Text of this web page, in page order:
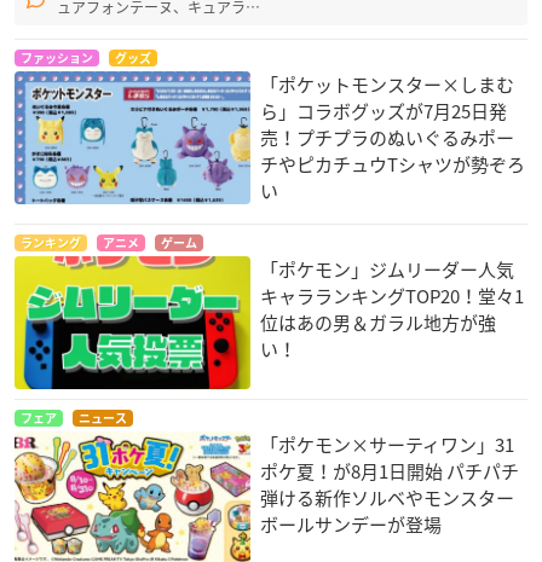
ュアフォンテーヌ、キュアラ…
ファッション グッズ
「ポケットモンスター×しまむ
ら」コラボグッズが7月25日発
売！プチプラのぬいぐるみポー
チやピカチュウTシャツが勢ぞろ
い
ランキング アニメ ゲーム
「ポケモン」ジムリーダー人気
キャラランキングTOP20！堂々1
位はあの男＆ガラル地方が強
い！
フェア ニュース
「ポケモン×サーティワン」31
ポケ夏！が8月1日開始 パチパチ
弾ける新作ソルベやモンスター
ボールサンデーが登場